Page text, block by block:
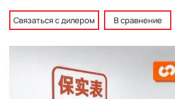
Связаться с дилером В сравнение